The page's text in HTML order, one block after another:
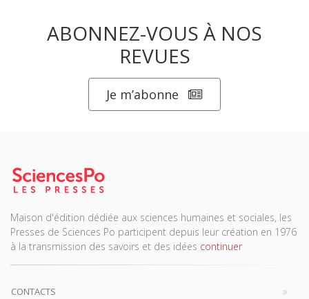
ABONNEZ-VOUS À NOS
REVUES
Je m’abonne
Maison d'édition dédiée aux sciences humaines et sociales, les
Presses de Sciences Po participent depuis leur création en 1976
à la transmission des savoirs et des idées continuer
CONTACTS